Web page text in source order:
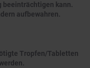
beeinträchtigen kann.
aufbewahren.
Tropfen/Tabletten